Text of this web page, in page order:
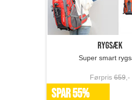
Rygsæk
Super smart
Førpris659,-
SPAR 55%